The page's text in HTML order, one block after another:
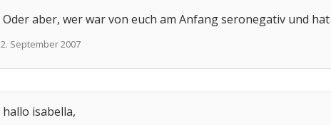
Oder aber, wer war von euch am Anfang seronegativ und
2. September 2007
hallo isabella,